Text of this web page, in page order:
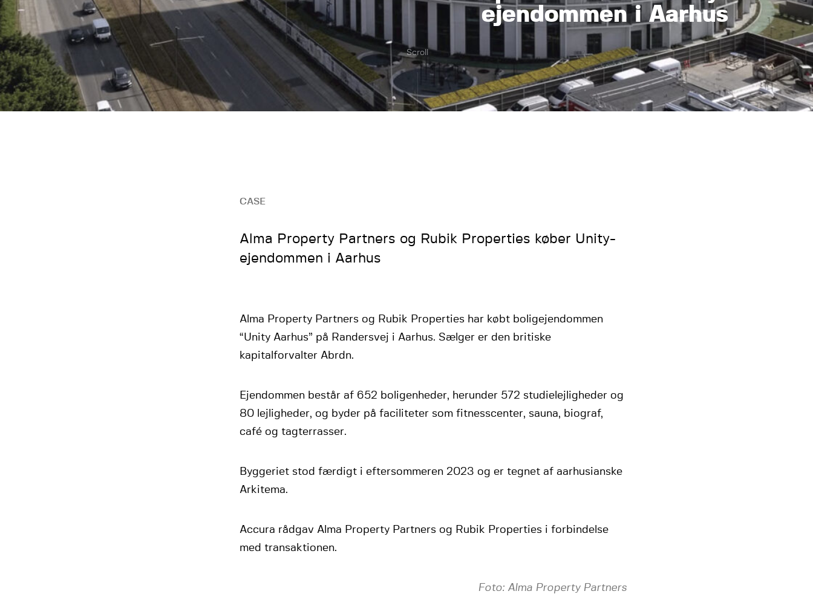
ejendommen i Aarhus
Scroll
CASE
Alma Property Partners og Rubik Properties køber Unity-
ejendommen i Aarhus
Alma Property Partners og Rubik Properties har købt boligejendommen
“Unity Aarhus” på Randersvej i Aarhus. Sælger er den britiske
kapitalforvalter Abrdn.
Ejendommen består af 652 boligenheder, herunder 572 studielejligheder og
80 lejligheder, og byder på faciliteter som fitnesscenter, sauna, biograf,
café og tagterrasser.
Byggeriet stod færdigt i eftersommeren 2023 og er tegnet af aarhusianske
Arkitema.
Accura rådgav Alma Property Partners og Rubik Properties i forbindelse
med transaktionen.
Foto: Alma Property Partners